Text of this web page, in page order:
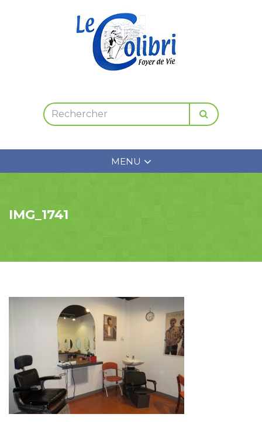
MENU
IMG_1741